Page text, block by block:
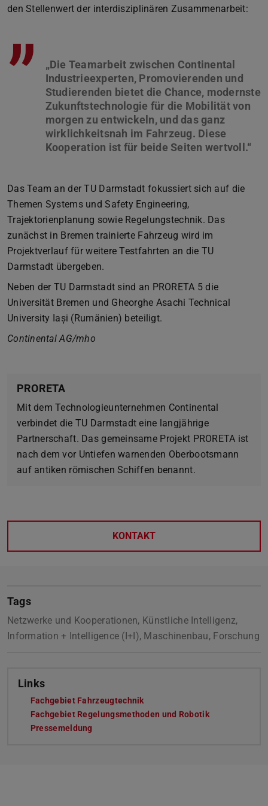
den Stellenwert der interdisziplinären Zusammenarbeit:
”
„Die Teamarbeit zwischen Continental
Industrieexperten, Promovierenden und
Studierenden bietet die Chance, modernste
Zukunftstechnologie für die Mobilität von
morgen zu entwickeln, und das ganz
wirklichkeitsnah im Fahrzeug. Diese
Das Team an der TU Darmstadt fokussiert sich auf die
Themen Systems und Safety Engineering,
Trajektorienplanung sowie Regelungstechnik. Das
zunächst in Bremen trainierte Fahrzeug wird im
Projektverlauf für weitere Testfahrten an die TU
Darmstadt übergeben.
Neben der TU Darmstadt sind an PRORETA 5 die
Universität Bremen und Gheorghe Asachi Technical
University Iași (Rumänien) beteiligt.
Continental AG/mho
PRORETA
Mit dem Technologieunternehmen Continental
verbindet die TU Darmstadt eine langjährige
Partnerschaft. Das gemeinsame Projekt PRORETA ist
nach dem vor Untiefen warnenden Oberbootsmann
auf antiken römischen Schiffen benannt.
KONTAKT
Tags
Netzwerke und Kooperationen, Künstliche Intelligenz,
Information + Intelligence (I+I), Maschinenbau, Forschung
Links
Fachgebiet Fahrzeugtechnik
Fachgebiet Regelungsmethoden und Robotik
Pressemeldung